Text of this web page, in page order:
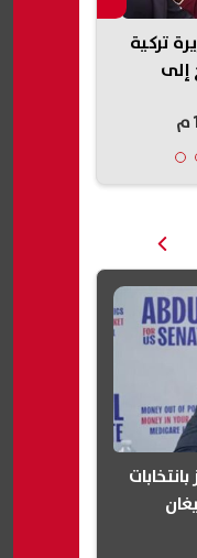
تركية
إلى